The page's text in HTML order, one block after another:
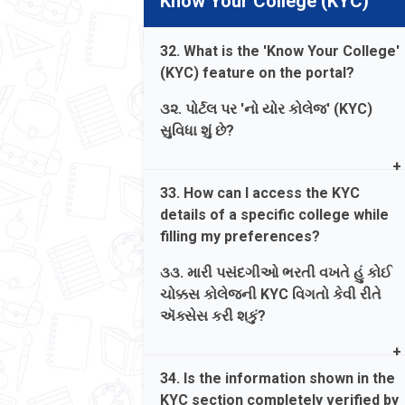
યુનિવર્સિટીઓ દ્વારા મંજૂર કરવામાં આવે છે.
આ ડેટા બનાવવામાં GCAS ની કોઈ ભૂમિકા
નથી અને તેની ચોકસાઈ માટે GCAS કોઈ
જવાબદારી લેતું નથી.
college are of two semesters/annual.
However, all these data are subject to
change by the respective university-
colleges. GCAS takes no
જવાબ. સંબંધિત કોલેજો દ્વારા GCAS પોર્ટલ
યુનિવર્સિટી-કોલેજો દ્વારા બદલવાને પાત્ર
છે. ફીના ફેરફારો માટે GCAS કોઈ
જવાબદારી લેતું નથી.
32. What is the 'Know Your College'
(KYC) feature on the portal?
૩૨. પોર્ટલ પર 'નો યોર કોલેજ' (KYC)
સુવિધા શું છે?
search and view detailed profiles of
participating colleges, including
available programs, contact
information, and infrastructure, directly
from the GCAS homepage.
જવાબ. KYC સુવિધા વિદ્યાર્થીઓને GCAS
ઈન્ફ્રાસ્ટ્રક્ચર સહિત ભાગ લેનારી
33. How can I access the KYC
details of a specific college while
filling my preferences?
૩૩. મારી પસંદગીઓ ભરતી વખતે હું કોઈ
ચોક્કસ કોલેજની KYC વિગતો કેવી રીતે
ઍક્સેસ કરી શકું?
'Applicant's Choice' section, you can
34. Is the information shown in the
KYC section completely verified by